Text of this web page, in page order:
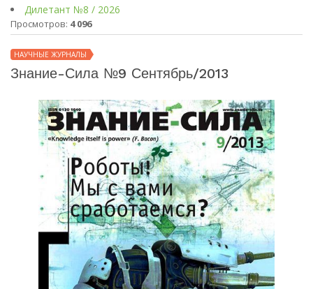
Дилетант №8 / 2026
Просмотров: 4 096
НАУЧНЫЕ ЖУРНАЛЫ
Знание-Сила №9 Сентябрь/2013